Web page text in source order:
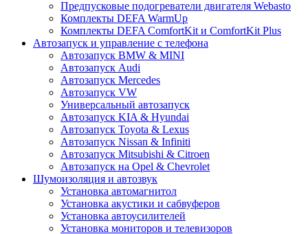
Предпусковые подогреватели двигателя Webasto
Комплекты DEFA WarmUp
Комплекты DEFA ComfortKit и ComfortKit Plus
Автозапуск и управление с телефона
Автозапуск BMW & MINI
Автозапуск Audi
Автозапуск Mercedes
Автозапуск VW
Универсальный автозапуск
Автозапуск KIA & Hyundai
Автозапуск Toyota & Lexus
Автозапуск Nissan & Infiniti
Автозапуск Mitsubishi & Citroen
Автозапуск на Opel & Chevrolet
Шумоизоляция и автозвук
Установка автомагнитол
Установка акустики и сабвуферов
Установка автоусилителей
Установка мониторов и телевизоров